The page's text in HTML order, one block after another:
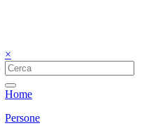
×
Home
Persone